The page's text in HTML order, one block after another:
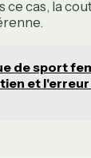
ce cas, la
de sport
et